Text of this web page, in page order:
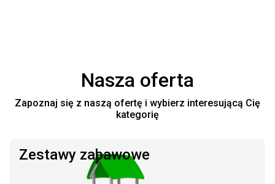
Nasza oferta
Zapoznaj się z naszą ofertę i wybierz interesującą Cię
kategorię
Zestawy zabawowe